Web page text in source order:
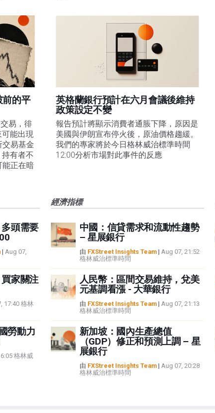
前的平
易，徘
能出現
交易基金
持有者不
能正在暗
英格蘭銀行預計在六月會議後維持
政策設定不變
報告預計將顯示消費者通脹下降，原因是
美國與伊朗宣布停火後，原油價格趨緩。
我們的專家將於今日格林威治標準時間
12:00分析市場對此事件的反應
頭需要
| Aug 07,
家關注
17:40 格林
勞動力
格林威
經濟指標
中國：信貸需求和流動性趨勢
– 星展銀行
由 FXStreet Insights Team| Aug 07, 21:52
格林威治標準時間
人民幣：區間交易維持，兌美
元基調看漲 - 大華銀行
由 FXStreet Insights Team| Aug 07, 21:13
格林威治標準時間
新加坡：國內生產總值
（GDP）修正和預測上調 – 星
展銀行
由 FXStreet Insights Team| Aug 07, 20:28
格林威治標準時間